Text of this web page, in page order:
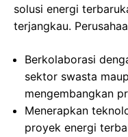
solusi energi
terjangkau.
Berkolaborasi
sektor swasta
mengembangkan
Menerapkan
proyek energi